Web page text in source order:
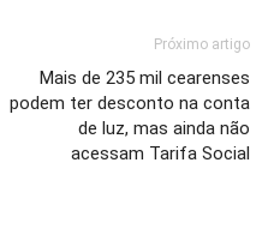
Próximo artigo
Mais de 235 mil cearenses
podem ter desconto na conta
de luz, mas ainda não
acessam Tarifa Social